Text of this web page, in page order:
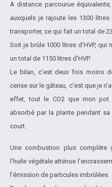
A distance parcourue
auxquels je rajoute les 1300
transporter, ce qui fait un total de
Soit je brûle 1000 litres d’HVP, qui
un total de 1150 litres d’HVP.
Le bilan, c’est deux fois moins
cerise sur le gâteau, c’est que je
effet, tout le CO2 que mon pot
absorbé par la plante pendant
court.
Une combustion plus complète
l’huile végétale atténue
l’émission de particules imbrûlées.